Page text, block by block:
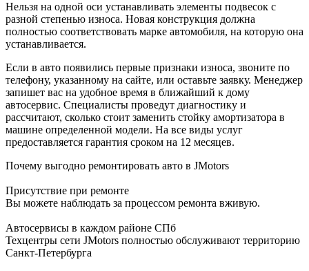
Нельзя на одной оси устанавливать элементы подвесок с
разной степенью износа. Новая конструкция должна
полностью соответствовать марке автомобиля, на которую она
устанавливается.
Если в авто появились первые признаки износа, звоните по
телефону, указанному на сайте, или оставьте заявку. Менеджер
запишет вас на удобное время в ближайший к дому
автосервис. Специалисты проведут диагностику и
рассчитают, сколько стоит заменить стойку амортизатора в
машине определенной модели. На все виды услуг
предоставляется гарантия сроком на 12 месяцев.
Почему выгодно ремонтировать авто в JMotors
Присутствие при ремонте
Вы можете наблюдать за процессом ремонта вживую.
Автосервисы в каждом районе СПб
Техцентры сети JMotors полностью обслуживают территорию
Санкт-Петербурга